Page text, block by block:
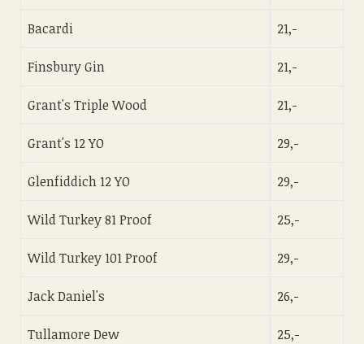
Bacardi 21,-
Finsbury Gin 21,-
Grant's Triple Wood 21,-
Grant's 12 YO 29,-
Glenfiddich 12 YO 29,-
Wild Turkey 81 Proof 25,-
Wild Turkey 101 Proof 29,-
Jack Daniel's 26,-
Tullamore Dew 25,-